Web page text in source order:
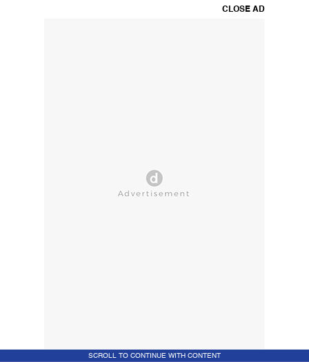
CLOSE AD
SCROLL TO CONTINUE WITH CONTENT